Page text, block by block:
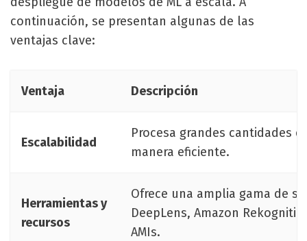
continuación, se presentan algunas de las
ventajas clave:
Ventaja Descripción
Escalabilidad
Procesa grandes cantidades
manera eficiente.
Herramientas y
recursos
Ofrece una amplia gama de
DeepLens, Amazon
AMIs.